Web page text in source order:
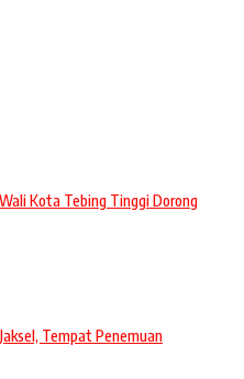
Kota Tebing Tinggi Dorong
Tempat Penemuan